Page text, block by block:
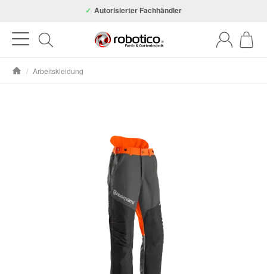
Autorisierter Fachhändler
/ Arbeitskleidung